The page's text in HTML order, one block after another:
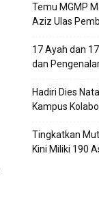
Temu MGMP
Aziz Ulas
17 Ayah dan
dan
Hadiri Dies
Kampus
Tingkatkan
Kini Miliki 190